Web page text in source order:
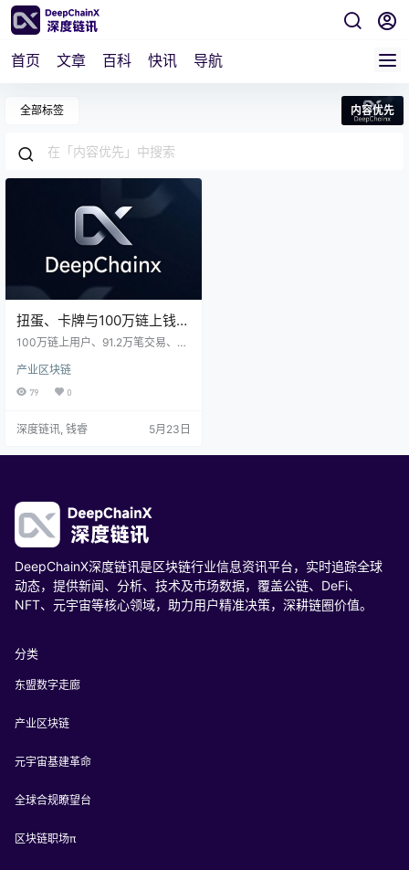
首页 文章 百科 快讯 导航
全部标签 内容优先
扭蛋、卡牌与100万链上钱
包：Azuki Animecoin的
100万链上用户、91.2万笔交易、2.
coin用“扭蛋+TCG”模式，让粉丝在
抽卡对战中“无感上链”。这不是投机
为胜利持续投入。当区块链退为安
已然清晰：让粉丝为热爱买单，而
产业区块链
79 0
深度链讯, 钱睿 5月23日
DeepChainX深度链讯是区块链行业信息资讯平台，实时追踪全球
动态，提供新闻、分析、技术及市场数据，覆盖公链、DeFi、
NFT、元宇宙等核心领域，助力用户精准决策，深耕链圈价值。
分类
东盟数字走廊
产业区块链
元宇宙基建革命
全球合规瞭望台
区块链职场π